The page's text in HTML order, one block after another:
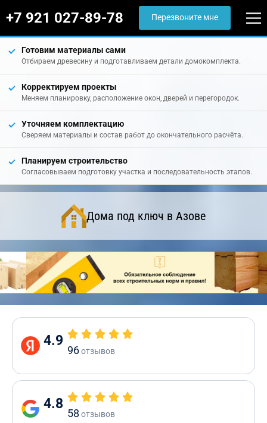
+7 921 027-89-78 Перезвоните мне
Готовим материалы сами
Отбираем древесину и подготавливаем детали домокомплекта.
Корректируем проекты
Меняем планировку, расположение окон, дверей и перегородок.
Уточняем комплектацию
Сверяем материалы и состав работ до окончательного расчёта.
Планируем строительство
Согласовываем подготовку участка и последовательность этапов.
Дома под ключ в Азове
4.9
96отзывов
4.8
58 отзывов